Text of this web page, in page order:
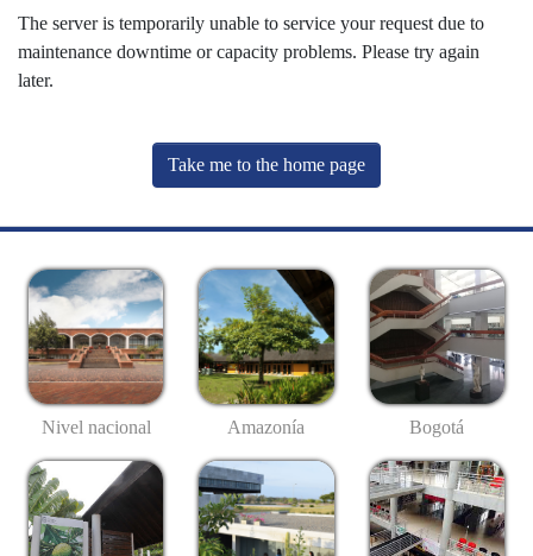
The server is temporarily unable to service your request due to
maintenance downtime or capacity problems. Please try again
later.
Take me to the home page
Nivel nacional Amazonía Bogotá